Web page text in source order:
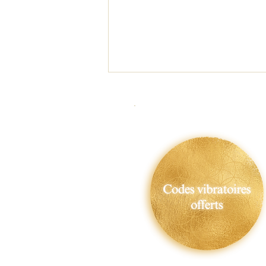
Énergies d'Août 2026 (Portail
du Lion 8 août + Tunnel des
éclipses du 12 août au 28
août) : Ascension vers notre
Prospérité - Apogée et point
de Bascule où Tout va pouvoir